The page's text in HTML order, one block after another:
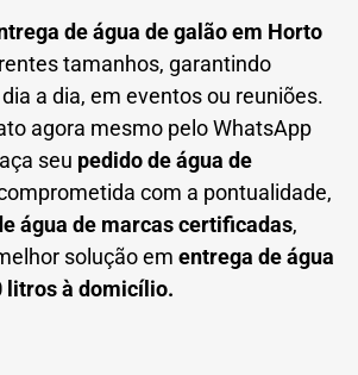
de água de galão em Horto
tamanhos, garantindo
a dia, em eventos ou reuniões.
agora mesmo pelo WhatsApp
seu pedido de água de
com a pontualidade,
água de marcas certificadas,
solução em entrega de água
litros à domicílio.